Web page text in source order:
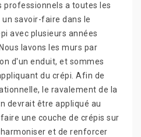
professionnels a toutes les
savoir-faire dans le
avec plusieurs années
lavons les murs par
d'un enduit, et sommes
du crépi. Afin de
le ravalement de la
devrait être appliqué au
une couche de crépis sur
et de renforcer